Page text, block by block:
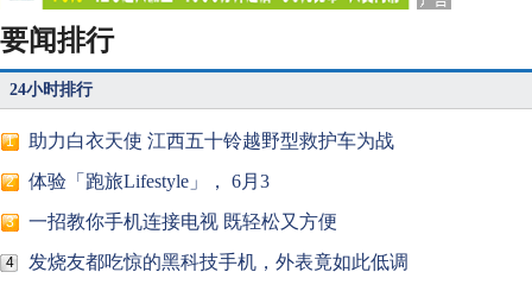
要闻排行
24小时排行
1 助力白衣天使 江西五十铃越野型救护车为战
2 体验「跑旅Lifestyle」， 6月3
3 一招教你手机连接电视 既轻松又方便
4 发烧友都吃惊的黑科技手机，外表竟如此低调